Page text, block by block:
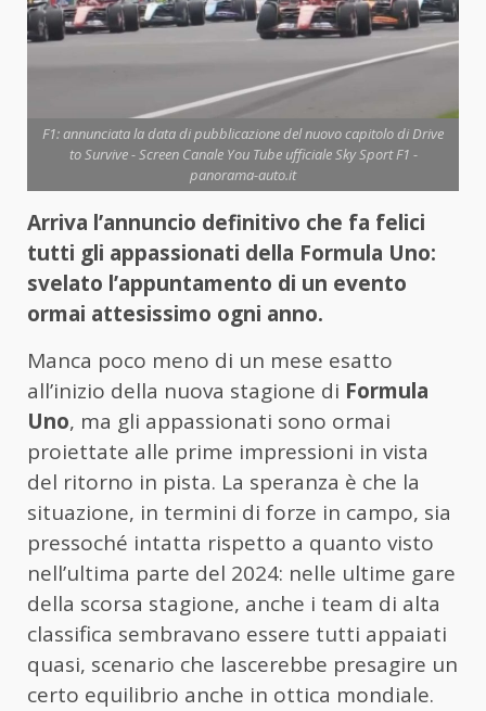
F1: annunciata la data di pubblicazione del nuovo capitolo di Drive
to Survive - Screen Canale You Tube ufficiale Sky Sport F1 -
panorama-auto.it
Arriva l’annuncio definitivo che fa felici
tutti gli appassionati della Formula Uno:
svelato l’appuntamento di un evento
ormai attesissimo ogni anno.
Manca poco meno di un mese esatto
all’inizio della nuova stagione di Formula
Uno, ma gli appassionati sono ormai
proiettate alle prime impressioni in vista
del ritorno in pista. La speranza è che la
situazione, in termini di forze in campo, sia
pressoché intatta rispetto a quanto visto
nell’ultima parte del 2024: nelle ultime gare
della scorsa stagione, anche i team di alta
classifica sembravano essere tutti appaiati
quasi, scenario che lascerebbe presagire un
certo equilibrio anche in ottica mondiale.